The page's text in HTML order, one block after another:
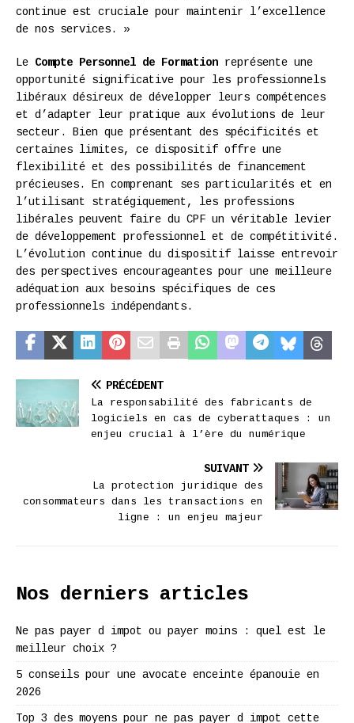
continue est cruciale pour maintenir l’excellence
de nos services. »
Le Compte Personnel de Formation représente une
opportunité significative pour les professionnels
libéraux désireux de développer leurs compétences
et d’adapter leur pratique aux évolutions de leur
secteur. Bien que présentant des spécificités et
certaines limites, ce dispositif offre une
flexibilité et des possibilités de financement
précieuses. En comprenant ses particularités et en
l’utilisant stratégiquement, les professions
libérales peuvent faire du CPF un véritable levier
de développement professionnel et de compétitivité.
L’évolution continue du dispositif laisse entrevoir
des perspectives encourageantes pour une meilleure
adéquation aux besoins spécifiques de ces
professionnels indépendants.
PRÉCÉDENT
La responsabilité des fabricants de
logiciels en cas de cyberattaques : un
enjeu crucial à l’ère du numérique
SUIVANT
La protection juridique des
consommateurs dans les transactions en
ligne : un enjeu majeur
Nos derniers articles
Ne pas payer d impot ou payer moins : quel est le
meilleur choix ?
5 conseils pour une avocate enceinte épanouie en
2026
Top 3 des moyens pour ne pas payer d impot cette